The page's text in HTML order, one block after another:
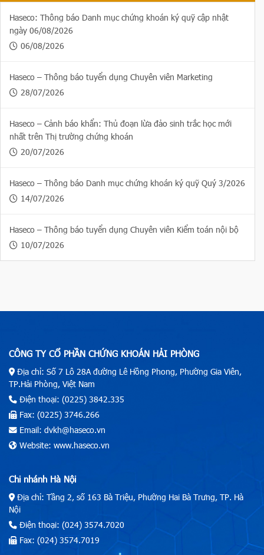
Haseco: Thông báo Danh mục chứng khoán ký quỹ cập nhật
ngày 06/08/2026
06/08/2026
Haseco – Thông báo tuyển dụng Chuyên viên Marketing
28/07/2026
Haseco – Cảnh báo khẩn: Thủ đoạn lừa đảo sinh trắc học mới
nhất trên Thị trường chứng khoán
20/07/2026
Haseco – Thông báo Danh mục chứng khoán ký quỹ Quý 3/2026
14/07/2026
Haseco – Thông báo tuyển dụng Chuyên viên Kiểm toán nội bộ
10/07/2026
CÔNG TY CỔ PHẦN CHỨNG KHOÁN HẢI PHÒNG
Địa chỉ: Số 7 Lô 28A đường Lê Hồng Phong, Phường Gia Viên,
TP.Hải Phòng, Việt Nam
Điện thoại: (0225) 3842.335
Fax: (0225) 3746.266
Email: dvkh@haseco.vn
Website: www.haseco.vn
Chi nhánh Hà Nội
Địa chỉ: Tầng 2, số 163 Bà Triệu, Phường Hai Bà Trưng, TP. Hà
Nội
Điện thoại: (024) 3574.7020
Fax: (024) 3574.7019